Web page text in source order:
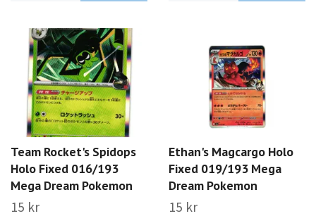
Team Rocket's Spidops
Holo Fixed 016/193
Mega Dream Pokemon
15 kr
Ethan's Magcargo Holo
Fixed 019/193 Mega
Dream Pokemon
15 kr